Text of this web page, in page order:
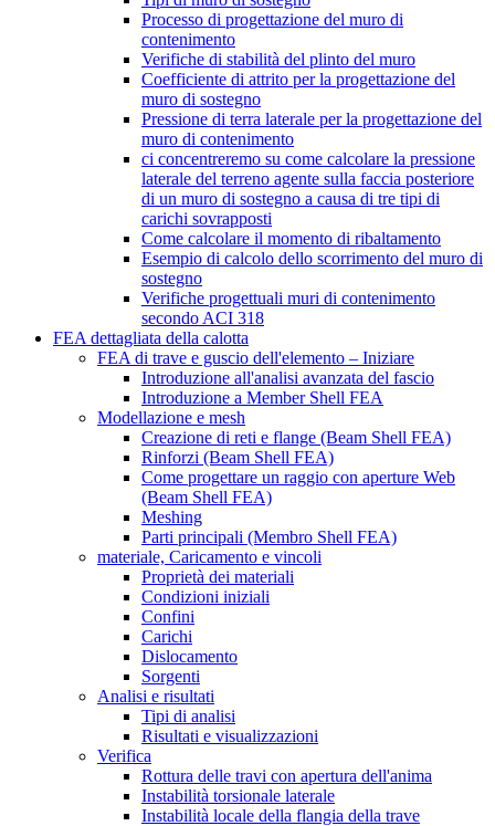
Processo di progettazione del muro di
contenimento
Verifiche di stabilità del plinto del muro
Coefficiente di attrito per la progettazione del
muro di sostegno
Pressione di terra laterale per la progettazione del
muro di contenimento
ci concentreremo su come calcolare la pressione
laterale del terreno agente sulla faccia posteriore
di un muro di sostegno a causa di tre tipi di
carichi sovrapposti
Come calcolare il momento di ribaltamento
Esempio di calcolo dello scorrimento del muro di
sostegno
Verifiche progettuali muri di contenimento
secondo ACI 318
FEA dettagliata della calotta
FEA di trave e guscio dell'elemento – Iniziare
Introduzione all'analisi avanzata del fascio
Introduzione a Member Shell FEA
Modellazione e mesh
Creazione di reti e flange (Beam Shell FEA)
Rinforzi (Beam Shell FEA)
Come progettare un raggio con aperture Web
(Beam Shell FEA)
Meshing
Parti principali (Membro Shell FEA)
materiale, Caricamento e vincoli
Proprietà dei materiali
Condizioni iniziali
Confini
Carichi
Dislocamento
Sorgenti
Analisi e risultati
Tipi di analisi
Risultati e visualizzazioni
Verifica
Rottura delle travi con apertura dell'anima
Instabilità torsionale laterale
Instabilità locale della flangia della trave